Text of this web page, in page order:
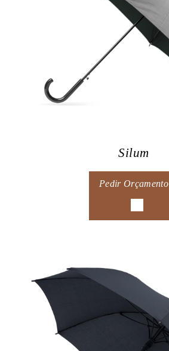
Silum
Pedir Orçamento